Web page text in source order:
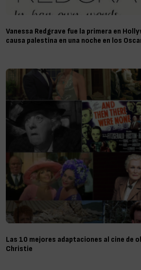
Vanessa Redgrave fue la primera en
causa palestina en una noche en los
Las 10 mejores adaptaciones al cine de
Christie